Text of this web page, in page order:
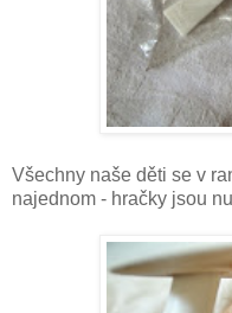
Všechny naše děti se v
najednom - hračky jsou